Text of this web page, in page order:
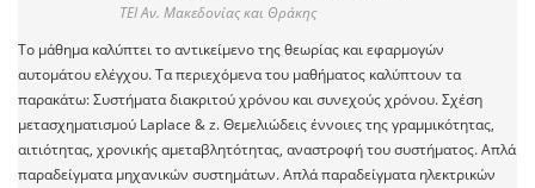
ΤΕΙ Αν. Μακεδονίας και Θράκης
Το μάθημα καλύπτει το αντικείμενο της θεωρίας και εφαρμογών
αυτομάτου ελέγχου. Τα περιεχόμενα του μαθήματος καλύπτουν τα
παρακάτω: Συστήματα διακριτού χρόνου και συνεχούς χρόνου. Σχέση
μετασχηματισμού Laplace & z. Θεμελιώδεις έννοιες της γραμμικότητας,
αιτιότητας, χρονικής αμεταβλητότητας, αναστροφή του συστήματος. Απλά
παραδείγματα μηχανικών συστημάτων. Απλά παραδείγματα ηλεκτρικών